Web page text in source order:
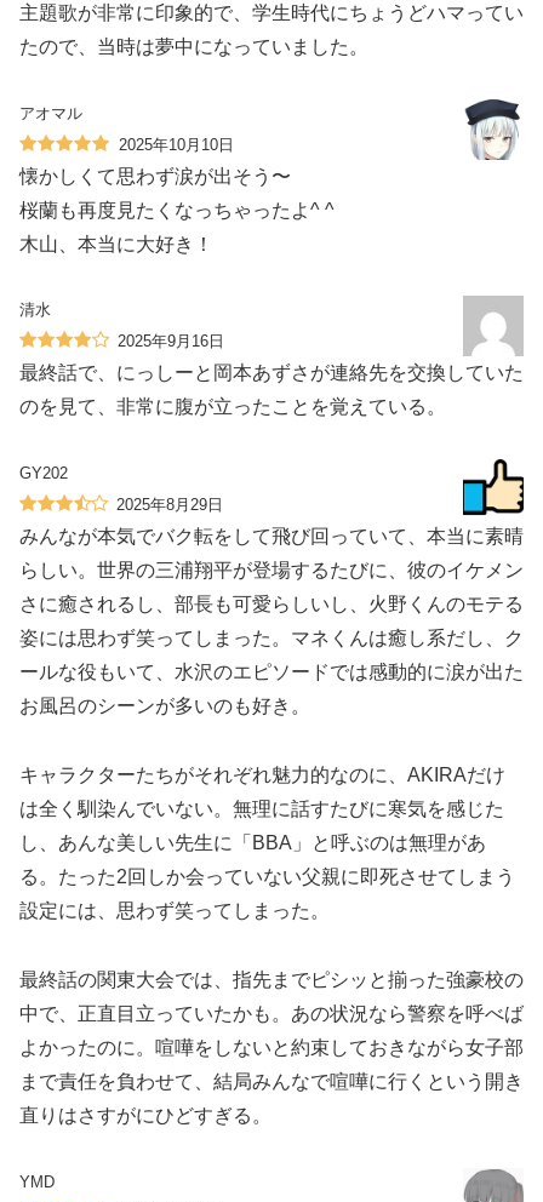
主題歌が非常に印象的で、学生時代にちょうどハマってい
たので、当時は夢中になっていました。
アオマル
2025年10月10日
懐かしくて思わず涙が出そう〜
桜蘭も再度見たくなっちゃったよ^ ^
木山、本当に大好き！
清水
2025年9月16日
最終話で、にっしーと岡本あずさが連絡先を交換していた
のを見て、非常に腹が立ったことを覚えている。
GY202
2025年8月29日
みんなが本気でバク転をして飛び回っていて、本当に素晴
らしい。世界の三浦翔平が登場するたびに、彼のイケメン
さに癒されるし、部長も可愛らしいし、火野くんのモテる
姿には思わず笑ってしまった。マネくんは癒し系だし、ク
ールな役もいて、水沢のエピソードでは感動的に涙が出た
お風呂のシーンが多いのも好き。
キャラクターたちがそれぞれ魅力的なのに、AKIRAだけ
は全く馴染んでいない。無理に話すたびに寒気を感じた
し、あんな美しい先生に「BBA」と呼ぶのは無理があ
る。たった2回しか会っていない父親に即死させてしまう
設定には、思わず笑ってしまった。
最終話の関東大会では、指先までピシッと揃った強豪校の
中で、正直目立っていたかも。あの状況なら警察を呼べば
よかったのに。喧嘩をしないと約束しておきながら女子部
まで責任を負わせて、結局みんなで喧嘩に行くという開き
直りはさすがにひどすぎる。
YMD